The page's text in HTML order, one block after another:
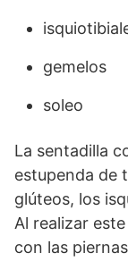
gemelos
soleo
La sentadilla
estupenda de
glúteos, los
Al realizar
con las